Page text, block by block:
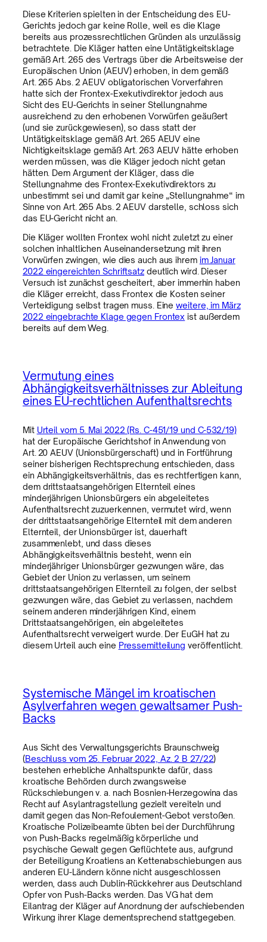
Diese Kriterien spielten in der Entscheidung des EU-
Gerichts jedoch gar keine Rolle, weil es die Klage
bereits aus prozessrechtlichen Gründen als unzulässig
betrachtete. Die Kläger hatten eine Untätigkeitsklage
gemäß Art. 265 des Vertrags über die Arbeitsweise der
Europäischen Union (AEUV) erhoben, in dem gemäß
Art. 265 Abs. 2 AEUV obligatorischen Vorverfahren
hatte sich der Frontex-Exekutivdirektor jedoch aus
Sicht des EU-Gerichts in seiner Stellungnahme
ausreichend zu den erhobenen Vorwürfen geäußert
(und sie zurückgewiesen), so dass statt der
Untätigkeitsklage gemäß Art. 265 AEUV eine
Nichtigkeitsklage gemäß Art. 263 AEUV hätte erhoben
werden müssen, was die Kläger jedoch nicht getan
hätten. Dem Argument der Kläger, dass die
Stellungnahme des Frontex-Exekutivdirektors zu
unbestimmt sei und damit gar keine „Stellungnahme“ im
Sinne von Art. 265 Abs. 2 AEUV darstelle, schloss sich
das EU-Gericht nicht an.
Die Kläger wollten Frontex wohl nicht zuletzt zu einer
solchen inhaltlichen Auseinandersetzung mit ihren
Vorwürfen zwingen, wie dies auch aus ihrem im Januar
2022 eingereichten Schriftsatz deutlich wird. Dieser
Versuch ist zunächst gescheitert, aber immerhin haben
die Kläger erreicht, dass Frontex die Kosten seiner
Verteidigung selbst tragen muss. Eineweitere, im März
2022 eingebrachte Klage gegen Frontex ist außerdem
bereits auf dem Weg.
Vermutung eines
Abhängigkeitsverhältnisses zur Ableitung
eines EU-rechtlichen Aufenthaltsrechts
Mit Urteil vom 5. Mai 2022 (Rs. C-451/19 und C-532/19)
hat der Europäische Gerichtshof in Anwendung von
Art. 20 AEUV (Unionsbürgerschaft) und in Fortführung
seiner bisherigen Rechtsprechung entschieden, dass
ein Abhängigkeitsverhältnis, das es rechtfertigen kann,
dem drittstaatsangehörigen Elternteil eines
minderjährigen Unionsbürgers ein abgeleitetes
Aufenthaltsrecht zuzuerkennen, vermutet wird, wenn
der drittstaatsangehörige Elternteil mit dem anderen
Elternteil, der Unionsbürger ist, dauerhaft
zusammenlebt, und dass dieses
Abhängigkeitsverhältnis besteht, wenn ein
minderjähriger Unionsbürger gezwungen wäre, das
Gebiet der Union zu verlassen, um seinem
drittstaatsangehörigen Elternteil zu folgen, der selbst
gezwungen wäre, das Gebiet zu verlassen, nachdem
seinem anderen minderjährigen Kind, einem
Drittstaatsangehörigen, ein abgeleitetes
Aufenthaltsrecht verweigert wurde. Der EuGH hat zu
diesem Urteil auch eine Pressemitteilung veröffentlicht.
Systemische Mängel im kroatischen
Asylverfahren wegen gewaltsamer Push-
Backs
Aus Sicht des Verwaltungsgerichts Braunschweig
(Beschluss vom 25. Februar 2022, Az. 2 B 27/22)
bestehen erhebliche Anhaltspunkte dafür, dass
kroatische Behörden durch zwangsweise
Rückschiebungen v. a. nach Bosnien-Herzegowina das
Recht auf Asylantragstellung gezielt vereiteln und
damit gegen das Non-Refoulement-Gebot verstoßen.
Kroatische Polizeibeamte übten bei der Durchführung
von Push-Backs regelmäßig körperliche und
psychische Gewalt gegen Geflüchtete aus, aufgrund
der Beteiligung Kroatiens an Kettenabschiebungen aus
anderen EU-Ländern könne nicht ausgeschlossen
werden, dass auch Dublin-Rückkehrer aus Deutschland
Opfer von Push-Backs werden. Das VG hat dem
Eilantrag der Kläger auf Anordnung der aufschiebenden
Wirkung ihrer Klage dementsprechend stattgegeben.